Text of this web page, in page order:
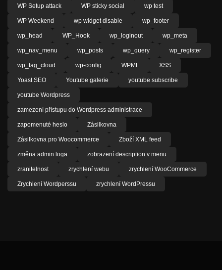
WP Setup attack WP sticky social wp test
WP Weekend wp widget disable wp_footer
wp_head WP_Hook wp_loginout wp_meta
wp_nav_menu wp_posts wp_query wp_register
wp_tag_cloud wp-config WPML XSS
Yoast SEO Youtube galerie youtube subscribe
youtube Wordpress
zamezení přístupu do Wordpress administrace
zapomenuté heslo Zásilkovna
Zásilkovna pro Woocommerce Zboží XML feed
změna admin loga zobrazení description v menu
zranitelnost zrychlení webu zrychlení WooCommerce
Zrychlení Wordperssu zrychlení WordPressu